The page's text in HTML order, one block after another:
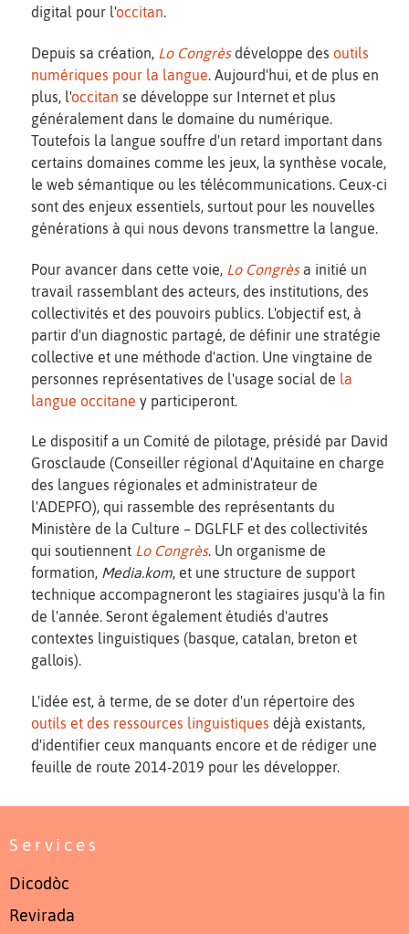
digital pour l'occitan.
Depuis sa création, Lo Congrèsdéveloppe des outils
numériques pour la langue. Aujourd'hui, et de plus en
plus, l'occitan se développe sur Internet et plus
généralement dans le domaine du numérique.
Toutefois la langue souffre d'un retard important dans
certains domaines comme les jeux, la synthèse vocale,
le web sémantique ou les télécommunications. Ceux-ci
sont des enjeux essentiels, surtout pour les nouvelles
générations à qui nous devons transmettre la langue.
Pour avancer dans cette voie, Lo Congrèsa initié un
travail rassemblant des acteurs, des institutions, des
collectivités et des pouvoirs publics. L'objectif est, à
partir d'un diagnostic partagé, de définir une stratégie
collective et une méthode d'action. Une vingtaine de
personnes représentatives de l'usage social de la
langue occitane y participeront.
Le dispositif a un Comité de pilotage, présidé par David
Grosclaude (Conseiller régional d'Aquitaine en charge
des langues régionales et administrateur de
l'ADEPFO), qui rassemble des représentants du
Ministère de la Culture – DGLFLF et des collectivités
qui soutiennent Lo Congrès. Un organisme de
formation, Media.kom, et une structure de support
technique accompagneront les stagiaires jusqu'à la fin
de l'année. Seront également étudiés d'autres
contextes linguistiques (basque, catalan, breton et
gallois).
L'idée est, à terme, de se doter d'un répertoire des
outils et des ressources linguistiques déjà existants,
d'identifier ceux manquants encore et de rédiger une
feuille de route 2014-2019 pour les développer.
Services
Dicodòc
Revirada